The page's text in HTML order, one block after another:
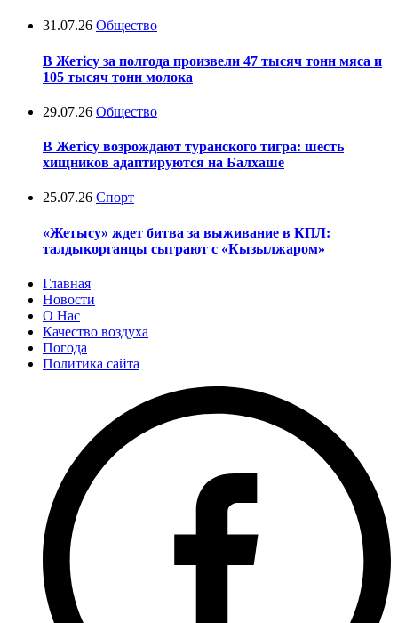
31.07.26 Общество
В Жетісу за полгода произвели 47 тысяч тонн мяса и
105 тысяч тонн молока
29.07.26 Общество
В Жетісу возрождают туранского тигра: шесть
хищников адаптируются на Балхаше
25.07.26 Спорт
«Жетысу» ждет битва за выживание в КПЛ:
талдыкорганцы сыграют с «Кызылжаром»
Главная
Новости
О Нас
Качество воздуха
Погода
Политика сайта